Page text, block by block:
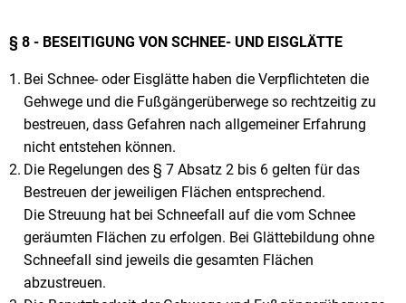
§ 8 - BESEITIGUNG VON SCHNEE- UND EISGLÄTTE
Bei Schnee- oder Eisglätte haben die Verpflichteten die
Gehwege und die Fußgängerüberwege so rechtzeitig zu
bestreuen, dass Gefahren nach allgemeiner Erfahrung
nicht entstehen können.
Die Regelungen des § 7 Absatz 2 bis 6 gelten für das
Bestreuen der jeweiligen Flächen entsprechend.
Die Streuung hat bei Schneefall auf die vom Schnee
geräumten Flächen zu erfolgen. Bei Glättebildung ohne
Schneefall sind jeweils die gesamten Flächen
abzustreuen.